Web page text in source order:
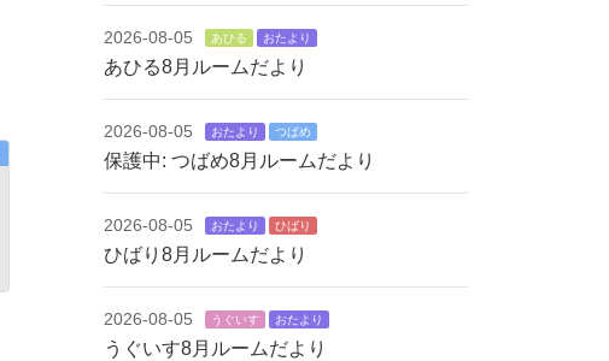
2026-08-05 あひる おたより
あひる8月ルームだより
2026-08-05 おたより つばめ
保護中: つばめ8月ルームだより
2026-08-05 おたより ひばり
ひばり8月ルームだより
2026-08-05 うぐいす おたより
うぐいす8月ルームだより